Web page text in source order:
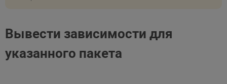
Вывести зависимости для
указанного пакета